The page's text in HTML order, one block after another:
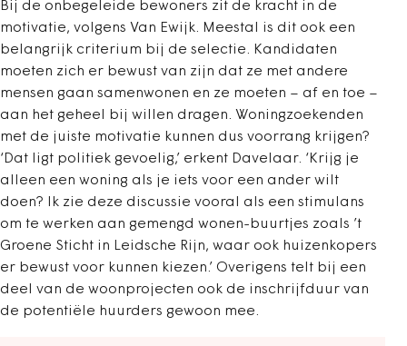
Bij de onbegeleide bewoners zit de kracht in de
motivatie, volgens Van Ewijk. Meestal is dit ook een
belangrijk criterium bij de selectie. Kandidaten
moeten zich er bewust van zijn dat ze met andere
mensen gaan samenwonen en ze moeten – af en toe –
aan het geheel bij willen dragen. Woningzoekenden
met de juiste motivatie kunnen dus voorrang krijgen?
‘Dat ligt politiek gevoelig,’ erkent Davelaar. ‘Krijg je
alleen een woning als je iets voor een ander wilt
doen? Ik zie deze discussie vooral als een stimulans
om te werken aan gemengd wonen-buurtjes zoals ’t
Groene Sticht in Leidsche Rijn, waar ook huizenkopers
er bewust voor kunnen kiezen.’ Overigens telt bij een
deel van de woonprojecten ook de inschrijfduur van
de potentiële huurders gewoon mee.